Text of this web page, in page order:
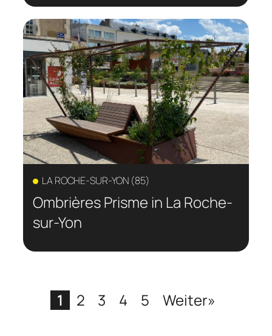
LA ROCHE-SUR-YON (85)
Ombrières Prisme in La Roche-
sur-Yon
1 2 3 4 5 Weiter»